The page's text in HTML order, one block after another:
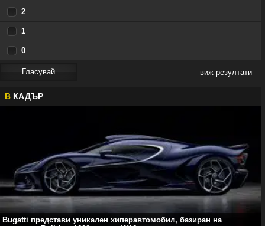
2
1
0
виж резултати
В КАДЪР
Bugatti представи уникален хиперавтомобил, базиран на